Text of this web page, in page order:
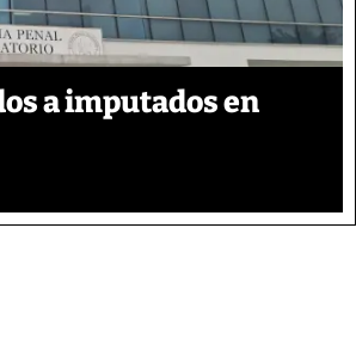
a imputados en